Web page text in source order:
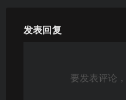
发表回复
要发表评论